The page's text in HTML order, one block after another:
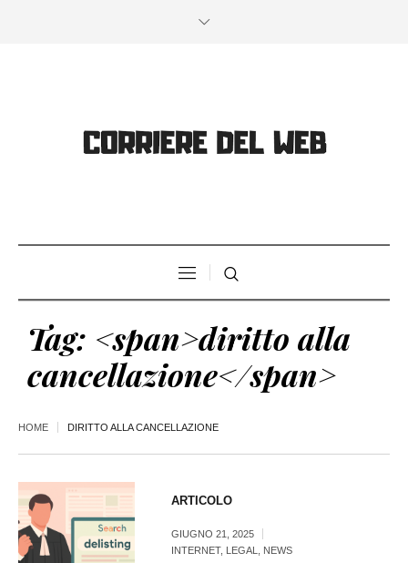
Tag: <span>diritto alla
cancellazione</span>
HOME DIRITTO ALLA CANCELLAZIONE
ARTICOLO
GIUGNO 21, 2025
INTERNET, LEGAL NEWS